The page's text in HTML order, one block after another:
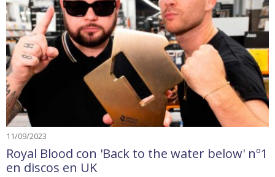
11/09/2023
Royal Blood con 'Back to the water below' nº1
en discos en UK